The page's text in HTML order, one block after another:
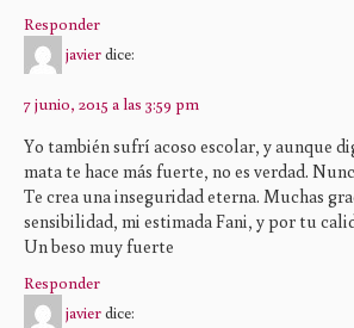
Responder
javierdice:
7 junio, 2015 a las 3:59 pm
Yo también sufrí acoso escolar, y aunque
mata te hace más fuerte, no es verdad.
Te crea una inseguridad eterna. Muchas
sensibilidad, mi estimada Fani, y por tu
Un beso muy fuerte
Responder
javierdice: